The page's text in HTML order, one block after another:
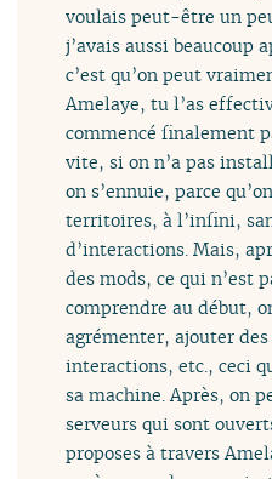
voulais peut-être un
j’avais aussi beaucoup
c’est qu’on peut
Amelaye, tu l’as
commencé finalement
vite, si on n’a pas
on s’ennuie, parce
territoires, à l’infini,
d’interactions. Mais,
des mods, ce qui n’est
comprendre au début,
agrémenter, ajouter
interactions, etc., ceci
sa machine. Après, on
serveurs qui sont
proposes à travers